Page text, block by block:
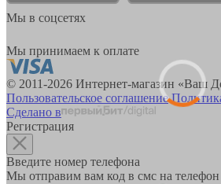
Мы в соцсетях
Мы принимаем к оплате
© 2011-2026 Интернет-магазин «Ваш
Пользовательское соглашение
Сделано в
Регистрация
Введите номер телефона
Мы отправим вам код в смс на